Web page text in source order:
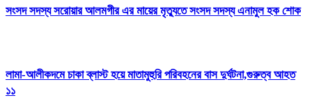
সংসদ সদস্য সরোয়ার আলমগীর এর মায়ের মৃত্যুতে সংসদ সদস্য এনামুল হক শোক
লামা-আলীকদমে চাকা ব্লাস্ট হয়ে মাতামুহুরি পরিবহনের বাস দুর্ঘটনা,গুরুত্ব আহত
১১